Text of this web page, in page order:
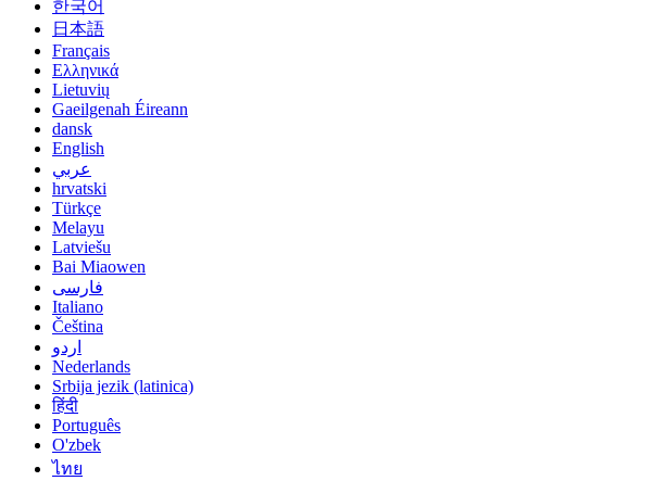
한국어
日本語
Français
Ελληνικά
Lietuvių
Gaeilgenah Éireann
dansk
English
عربي
hrvatski
Türkçe
Melayu
Latviešu
Bai Miaowen
فارسی
Italiano
Čeština
اردو
Nederlands
Srbija jezik (latinica)
हिंदी
Português
O'zbek
ไทย